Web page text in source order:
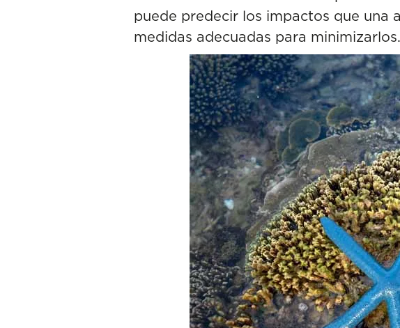
puede predecir los impactos que una
medidas adecuadas para minimizarlos.